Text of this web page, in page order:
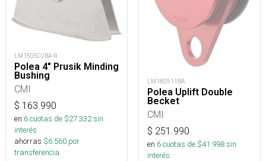
LM150502BA-R
Polea 4" Prusik Minding
Bushing
CMI
$ 163.990
en 6cuotas de $27.332sin
interés
ahorras $6.560 por
transferencia.
LM180511BA
Polea Uplift Double
Becket
CMI
$ 251.990
en 6cuotas de $41.998sin
interés